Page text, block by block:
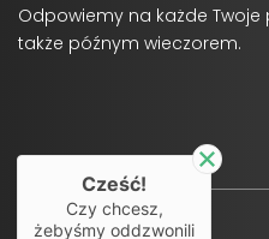
Odpowiemy na każde
także późnym wieczorem.
Cześć!
Czy chcesz,
żebyśmy oddzwonili